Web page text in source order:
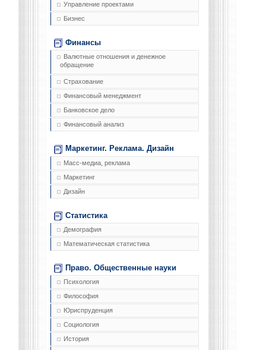
Управление проектами
Бизнес
Финансы
Валютные отношения и денежное
обращение
Страхование
Финансовый менеджмент
Банковское дело
Финансовый анализ
Маркетинг. Реклама. Дизайн
Масс-медиа, реклама
Маркетинг
Дизайн
Статистика
Демография
Математическая статистика
Право. Общественные науки
Психология
Философия
Юриспруденция
Социология
История